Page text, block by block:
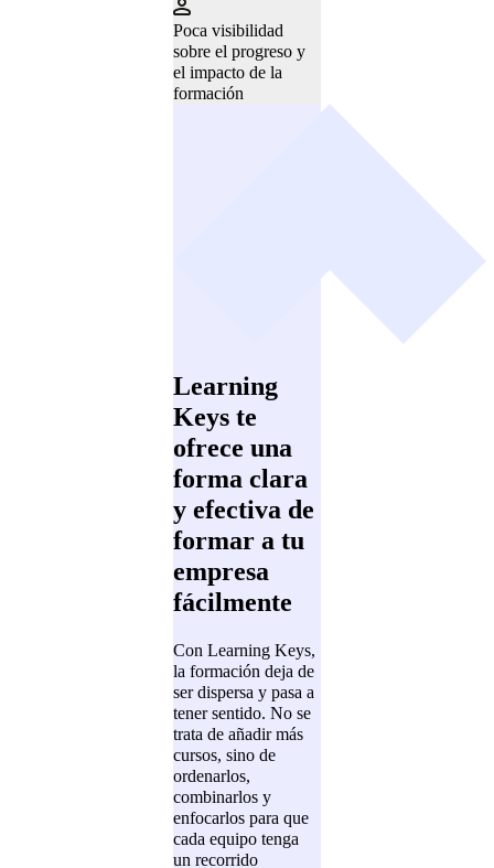
Poca visibilidad
sobre el progreso y
el impacto de la
formación
Learning
Keys te
ofrece una
forma clara
y efectiva de
formar a tu
empresa
fácilmente
Con Learning Keys,
la formación deja de
ser dispersa y pasa a
tener sentido. No se
trata de añadir más
cursos, sino de
ordenarlos,
combinarlos y
enfocarlos para que
cada equipo tenga
un recorrido